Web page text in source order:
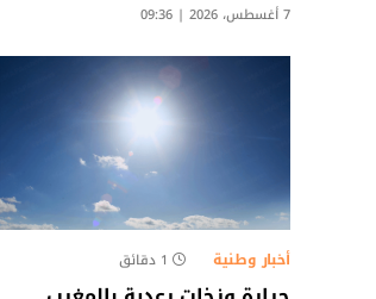
7 أغسطس، 2026 | 09:36
أخبار وطنية 1 دقائق